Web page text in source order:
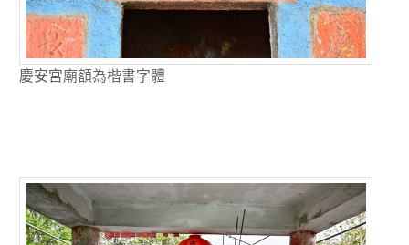
慶安宮廟額為楷書字體